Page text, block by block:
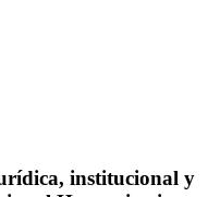
institucional y